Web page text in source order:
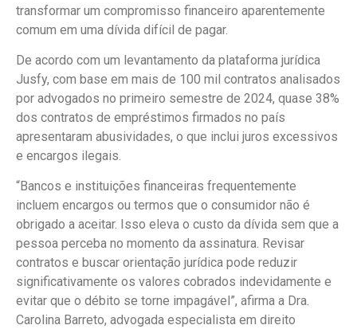
transformar um compromisso financeiro aparentemente
comum em uma dívida difícil de pagar.
De acordo com um levantamento da plataforma jurídica
Jusfy, com base em mais de 100 mil contratos analisados
por advogados no primeiro semestre de 2024, quase 38%
dos contratos de empréstimos firmados no país
apresentaram abusividades, o que inclui juros excessivos
e encargos ilegais.
“Bancos e instituições financeiras frequentemente
incluem encargos ou termos que o consumidor não é
obrigado a aceitar. Isso eleva o custo da dívida sem que a
pessoa perceba no momento da assinatura. Revisar
contratos e buscar orientação jurídica pode reduzir
significativamente os valores cobrados indevidamente e
evitar que o débito se torne impagável”, afirma a Dra.
Carolina Barreto, advogada especialista em direito